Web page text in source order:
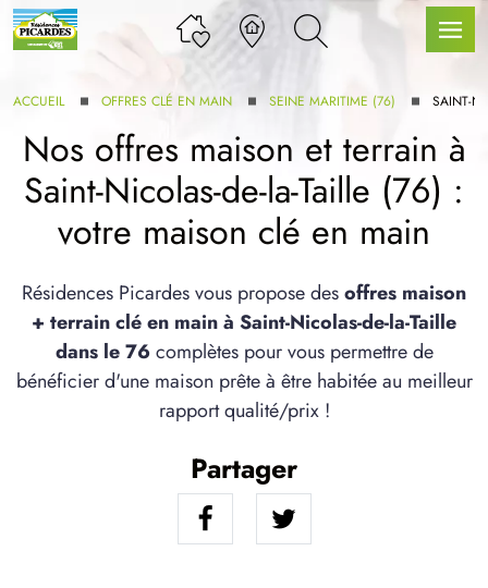
GAMME
SERVICE BDL EXTENSION
ACCUEIL OFFRES CLÉ EN MAIN SEINE MARITIME (76) SAINT-
Nos offres maison et terrain à
Saint-Nicolas-de-la-Taille (76) :
votre maison clé en main
Résidences Picardes vous propose desoffres maison
+ terrain clé en main à Saint-Nicolas-de-la-Taille
dans le 76complètes pour vous permettre de
bénéficier d'une maison prête à être habitée au meilleur
rapport qualité/prix !
Partager